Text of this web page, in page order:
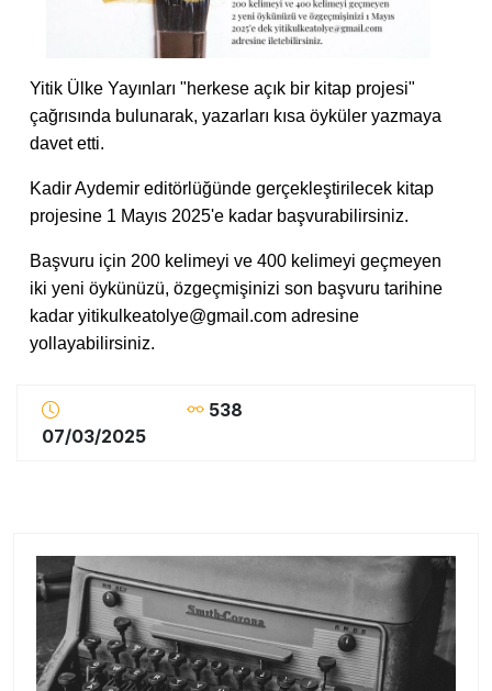
Yitik Ülke Yayınları "herkese açık bir kitap projesi"
çağrısında bulunarak, yazarları kısa öyküler yazmaya
davet etti.
Kadir Aydemir editörlüğünde gerçekleştirilecek kitap
projesine 1 Mayıs 2025'e kadar başvurabilirsiniz.
Başvuru için 200 kelimeyi ve 400 kelimeyi geçmeyen
iki yeni öykünüzü, özgeçmişinizi son başvuru tarihine
kadar yitikulkeatolye@gmail.com adresine
yollayabilirsiniz.
07/03/2025
538